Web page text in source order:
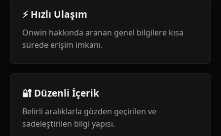
⚡ Hızlı Ulaşım
Onwin hakkında aranan genel bilgilere kısa
sürede erişim imkanı.
🔐 Düzenli İçerik
Belirli aralıklarla gözden geçirilen ve
sadeleştirilen bilgi yapısı.